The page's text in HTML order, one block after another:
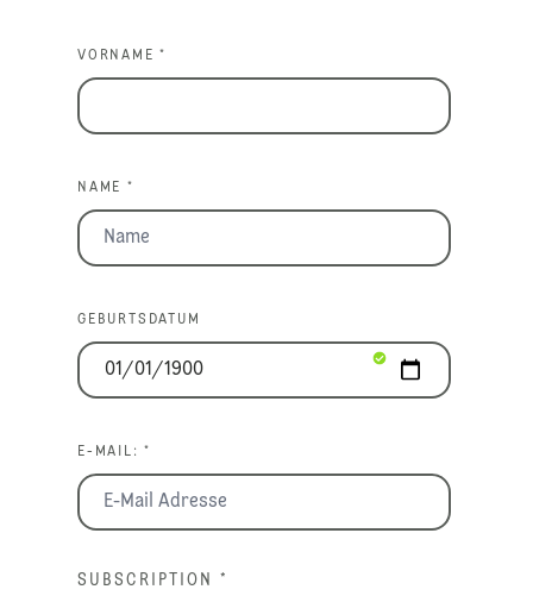
VORNAME *
NAME *
GEBURTSDATUM
E-MAIL: *
SUBSCRIPTION *